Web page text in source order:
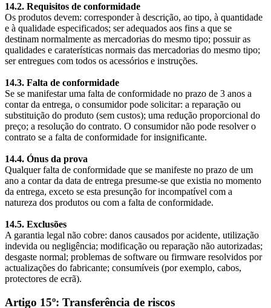
14.2. Requisitos de conformidade
Os produtos devem: corresponder à descrição, ao tipo, à quantidade
e à qualidade especificados; ser adequados aos fins a que se
destinam normalmente as mercadorias do mesmo tipo; possuir as
qualidades e caraterísticas normais das mercadorias do mesmo tipo;
ser entregues com todos os acessórios e instruções.
14.3. Falta de conformidade
Se se manifestar uma falta de conformidade no prazo de 3 anos a
contar da entrega, o consumidor pode solicitar: a reparação ou
substituição do produto (sem custos); uma redução proporcional do
preço; a resolução do contrato. O consumidor não pode resolver o
contrato se a falta de conformidade for insignificante.
14.4. Ónus da prova
Qualquer falta de conformidade que se manifeste no prazo de um
ano a contar da data de entrega presume-se que existia no momento
da entrega, exceto se esta presunção for incompatível com a
natureza dos produtos ou com a falta de conformidade.
14.5. Exclusões
A garantia legal não cobre: danos causados por acidente, utilização
indevida ou negligência; modificação ou reparação não autorizadas;
desgaste normal; problemas de software ou firmware resolvidos por
actualizações do fabricante; consumíveis (por exemplo, cabos,
protectores de ecrã).
Artigo 15º: Transferência de riscos